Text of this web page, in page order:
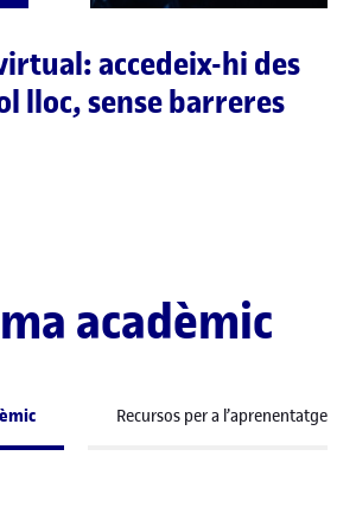
accedeix-hi des
lloc, sense barreres
acadèmic
Recursos per a l’aprenentatge